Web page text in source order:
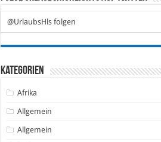
@UrlaubsHls folgen
Kategorien
Afrika
Allgemein
Allgemein